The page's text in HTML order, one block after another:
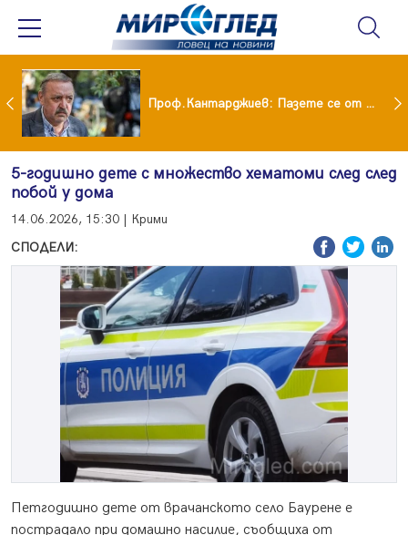
килограмова жена! Искаше бърза печалба... Проф.Кантарджиев: Пазете се от комарите и полово предаваните инфекции
5-годишно дете с множество хематоми след след
побой у дома
14.06.2026, 15:30 | Крими
СПОДЕЛИ:
Петгодишно дете от врачанското село Баурене е
пострадало при домашно насилие, съобщиха от